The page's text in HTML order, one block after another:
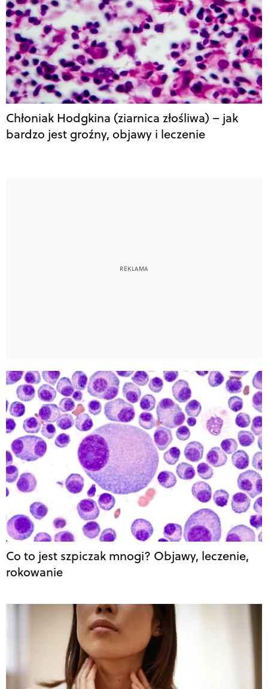
Chłoniak Hodgkina (ziarnica złośliwa) – jak
bardzo jest groźny, objawy i leczenie
Co to jest szpiczak mnogi? Objawy, leczenie,
rokowanie